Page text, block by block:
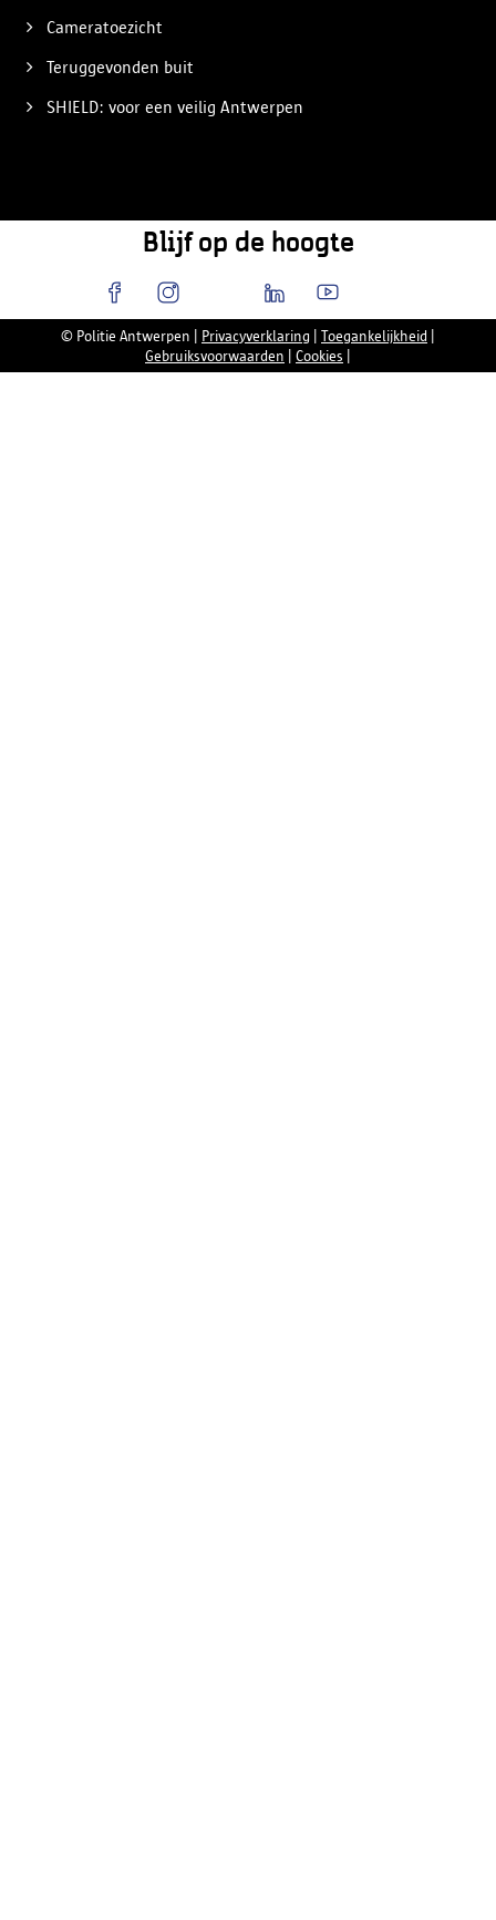
Cameratoezicht
Teruggevonden buit
SHIELD: voor een veilig Antwerpen
Blijf op de hoogte
© Politie Antwerpen Privacyverklaring Toegankelijkheid
Gebruiksvoorwaarden
Cookies